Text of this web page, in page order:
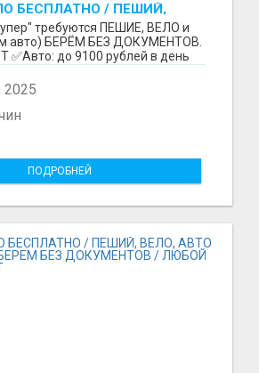
БЕСПЛАТНО / ПЕШИЙ,
БЕРЕМ БЕЗ ДОКУМЕНТОВ /
/ С 16 ЛЕТ
требуются ПЕШИЕ, ВЕЛО и
авто) БЕРЁМ БЕЗ ДОКУМЕНТОВ.
✅Авто: до 9100 рублей в день
2025
ПОДРОБНЕЙ